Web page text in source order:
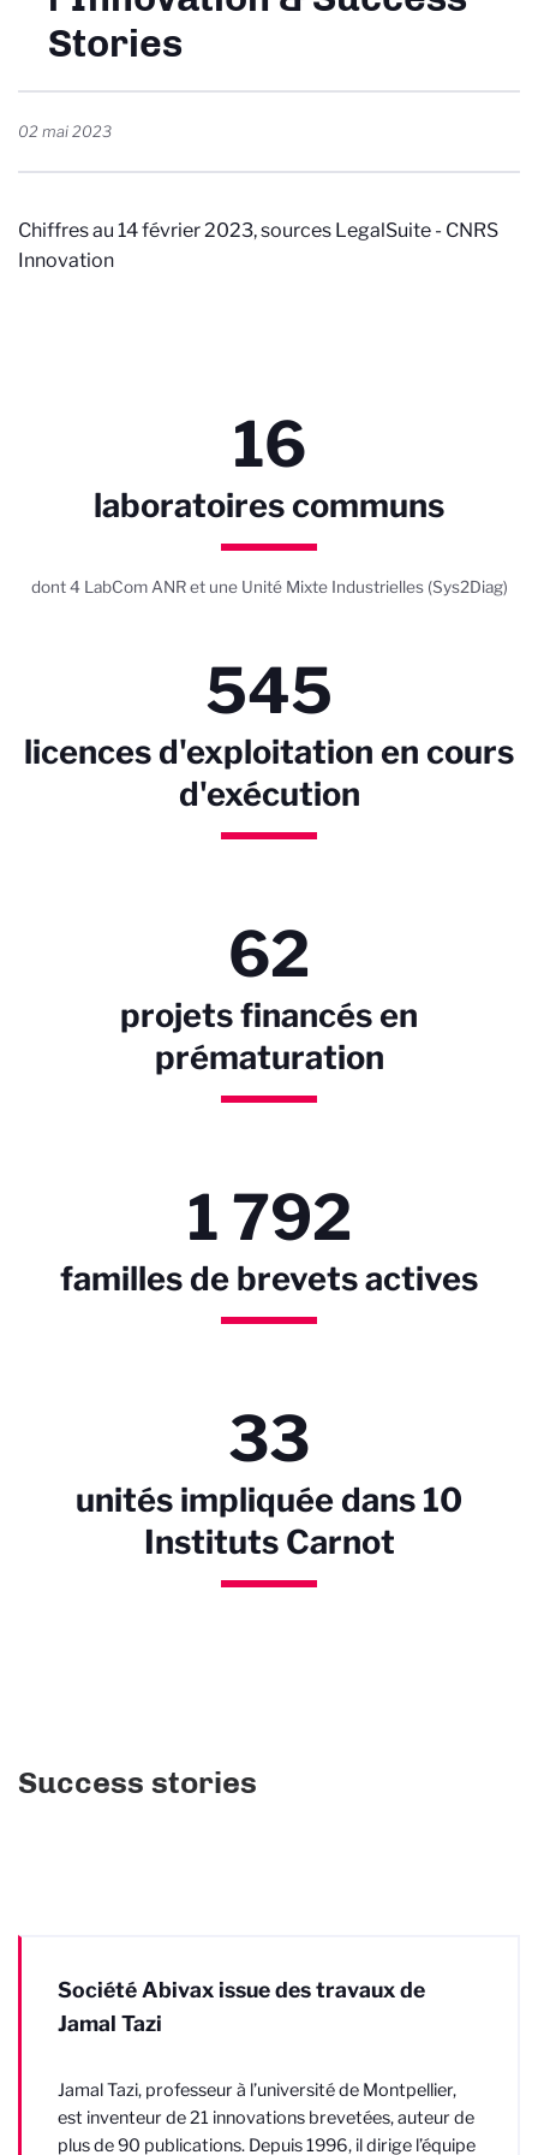
Stories
02 mai 2023
Chiffres au 14 février 2023, sources LegalSuite - CNRS
Innovation
16
laboratoires communs
dont 4 LabCom ANR et une Unité Mixte Industrielles (Sys2Diag)
545
licences d'exploitation en cours
d'exécution
62
projets financés en
prématuration
1 792
familles de brevets actives
33
unités impliquée dans 10
Instituts Carnot
Success stories
Société Abivax issue des travaux de
Jamal Tazi
Jamal Tazi, professeur à l’université de Montpellier,
est inventeur de 21 innovations brevetées, auteur de
plus de 90 publications. Depuis 1996, il dirige l’équipe